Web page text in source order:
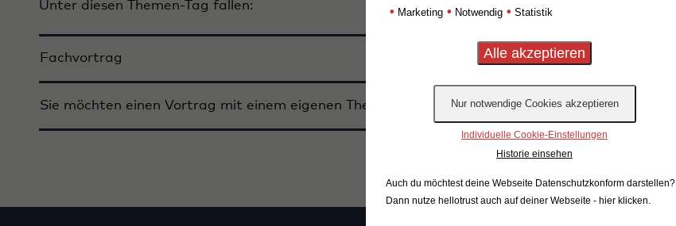
Unter diesen Themen-Tag fallen:
Fachvortrag Buchung anfragen
Sie möchten einen Vortrag mit einem eigenen Thema buchen? Buchung anfragen
• Marketing • Notwendig • Statistik
Individuelle Cookie-Einstellungen
Historie einsehen
Auch du möchtest deine Webseite Datenschutzkonform darstellen?
Dann nutze hellotrust auch auf deiner Webseite - hier klicken